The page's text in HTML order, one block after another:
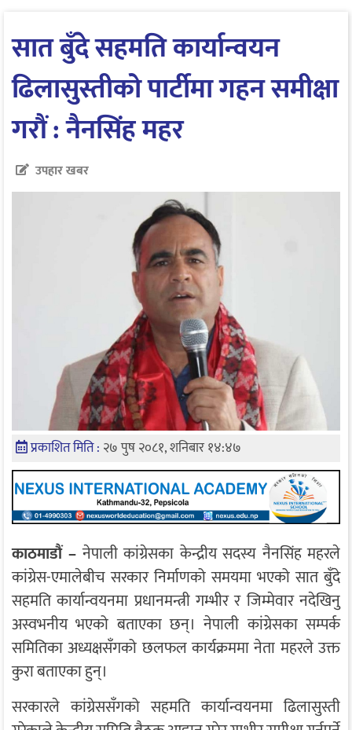
सात बुँदे सहमति कार्यान्वयन
ढिलासुस्तीको पार्टीमा गहन समीक्षा
गरौं : नैनसिंह महर
उपहार खबर
प्रकाशित मिति : २७ पुष २०८१, शनिबार १४:४७
काठमाडौं – नेपाली कांग्रेसका केन्द्रीय सदस्य नैनसिंह महरले
कांग्रेस-एमालेबीच सरकार निर्माणको समयमा भएको सात बुँदे
सहमति कार्यान्वयनमा प्रधानमन्त्री गम्भीर र जिम्मेवार नदेखिनु
अस्वभनीय भएको बताएका छन्। नेपाली कांग्रेसका सम्पर्क
समितिका अध्यक्षसँगको छलफल कार्यक्रममा नेता महरले उक्त
कुरा बताएका हुन्।
सरकारले कांग्रेससँगको सहमति कार्यान्वयनमा ढिलासुस्ती